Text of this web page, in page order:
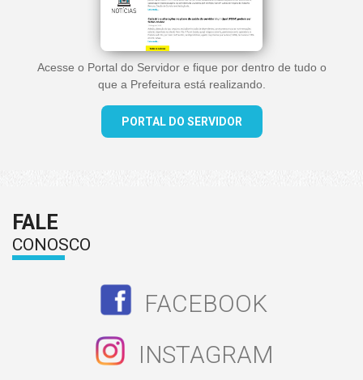
Acesse o Portal do Servidor e fique por dentro de tudo o
que a Prefeitura está realizando.
PORTAL DO SERVIDOR
FALE
CONOSCO
FACEBOOK
INSTAGRAM